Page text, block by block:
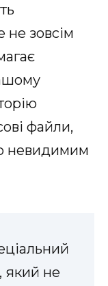
зовсім
файли,
невидимим
який не